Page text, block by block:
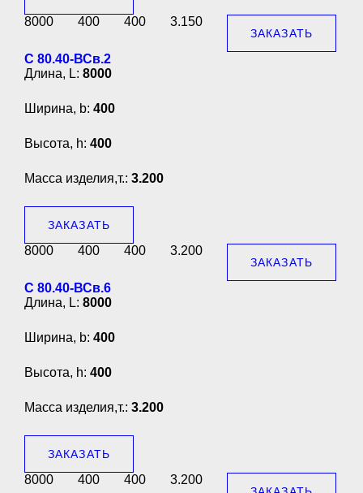
8000 400 400 3.150
ЗАКАЗАТЬ
С 80.40-ВСв.2
Длина, L: 8000
Ширина, b: 400
Высота, h: 400
Масса изделия,т.: 3.200
ЗАКАЗАТЬ
8000 400 400 3.200
ЗАКАЗАТЬ
С 80.40-ВСв.6
Длина, L: 8000
Ширина, b: 400
Высота, h: 400
Масса изделия,т.: 3.200
ЗАКАЗАТЬ
8000 400 400 3.200